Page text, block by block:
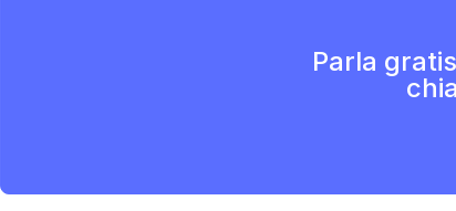
Parla